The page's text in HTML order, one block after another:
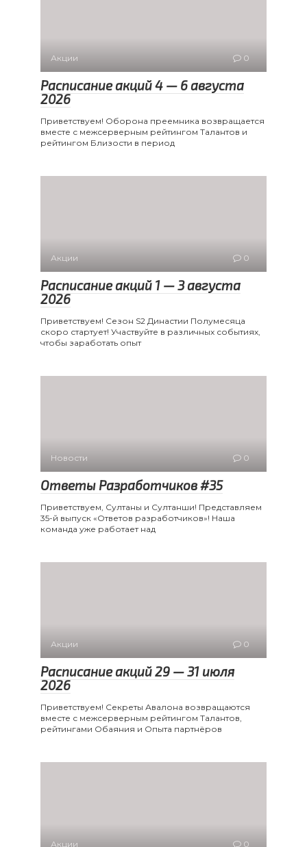
Акции 0
Расписание акций 4 — 6 августа
2026
Приветствуем! Оборона преемника возвращается
вместе с межсерверным рейтингом Талантов и
рейтингом Близости в период
Акции 0
Расписание акций 1 — 3 августа
2026
Приветствуем! Сезон S2 Династии Полумесяца
скоро стартует! Участвуйте в различных событиях,
чтобы заработать опыт
Новости 0
Ответы Разработчиков #35
Приветствуем, Султаны и Султанши! Представляем
35-й выпуск «Ответов разработчиков»! Наша
команда уже работает над
Акции 0
Расписание акций 29 — 31 июля
2026
Приветствуем! Секреты Авалона возвращаются
вместе с межсерверным рейтингом Талантов,
рейтингами Обаяния и Опыта партнёров
Акции 0